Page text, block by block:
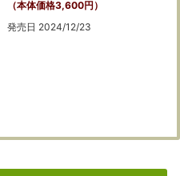
（本体価格3,600円）
発売日 2024/12/23